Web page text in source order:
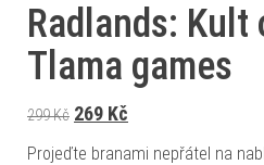
Radlands: Kult
Tlama games
299Kč Původní cena byla: 299 Kč.
269 Kč
Projeďte branami nepřátel na